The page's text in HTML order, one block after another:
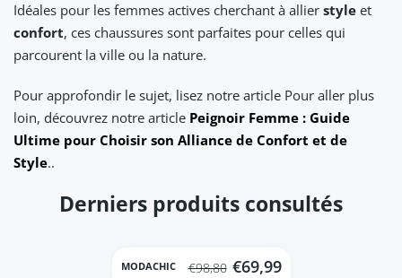
Idéales pour les femmes actives cherchant à allier style et
confort, ces chaussures sont parfaites pour celles qui
parcourent la ville ou la nature.
Pour approfondir le sujet, lisez notre article Pour aller plus
loin, découvrez notre article Peignoir Femme : Guide
Ultime pour Choisir son Alliance de Confort et de
Style..
Derniers produits consultés
MODACHIC €69,99
€98,80